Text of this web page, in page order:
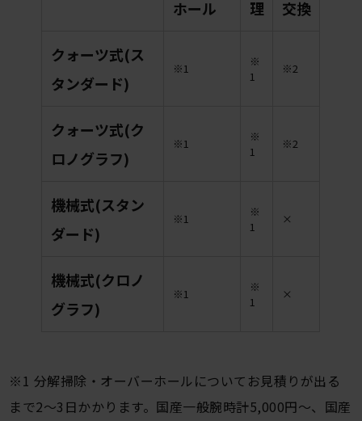
ホール 理 交換
クォーツ式(ス
タンダード)
※1
※
1
※2
クォーツ式(ク
ロノグラフ)
※1
※
1
※2
機械式(スタン
ダード)
※1
※
1
×
機械式(クロノ
グラフ)
※1
※
1
×
※1 分解掃除・オーバーホールについてお見積りが出る
まで2～3日かかります。国産一般腕時計5,000円〜、国産